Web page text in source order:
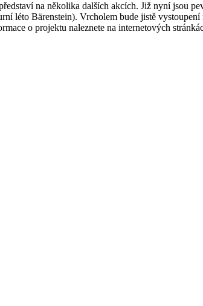
na několika dalších akcích. Již nyní jsou
léto Bärenstein). Vrcholem bude jistě
o projektu naleznete na internetových